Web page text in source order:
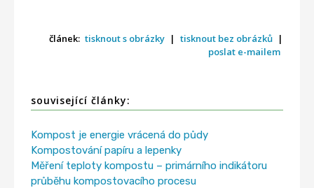
článek: tisknout s obrázky | tisknout bez obrázků |
poslat e-mailem
související články:
Kompost je energie vrácená do půdy
Kompostování papíru a lepenky
Měření teploty kompostu – primárního indikátoru
průběhu kompostovacího procesu